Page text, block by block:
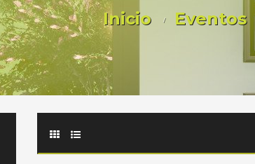
Inicio Eventos